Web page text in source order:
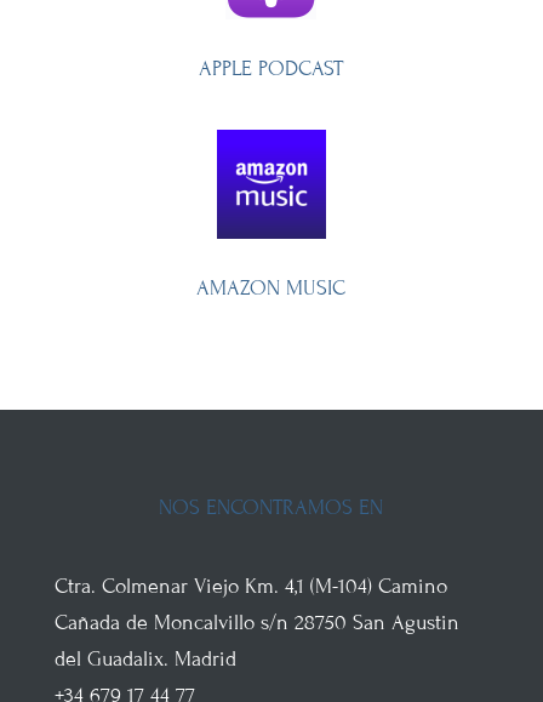
APPLE PODCAST
AMAZON MUSIC
NOS ENCONTRAMOS EN
Ctra. Colmenar Viejo Km. 4,1 (M-104)Camino
Cañada de Moncalvillo s/n 28750 San Agustin
del Guadalix. Madrid
+34 679 17 44 77